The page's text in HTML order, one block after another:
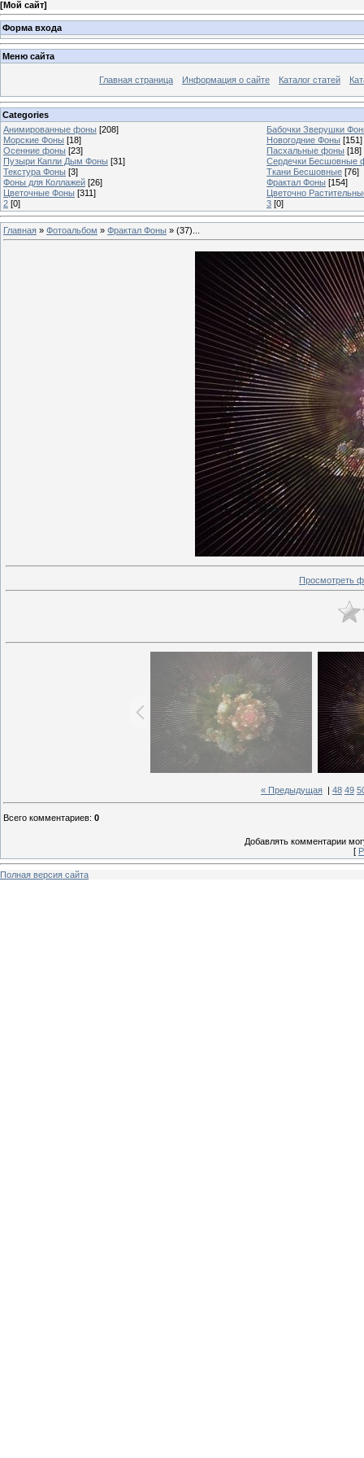
[Мой сайт]
Форма входа
Меню сайта
Главная страница Информация о сайте Каталог статей
Categories
Анимированные фоны [208]
Бабочки Зверушки
Морские Фоны [18] Новогодние Фоны [151]
Осенние фоны [23] Пасхальные фоны [18]
Пузыри Капли Дым Фоны [31]
Сердечки Бесшовные
Текстура Фоны [3] Ткани Бесшовные [76]
Фоны для Коллажей [26] Фрактал Фоны [154]
Цветочные Фоны [311]
Цветочно
2 [0] 3 [0]
Главная » Фотоальбом » Фрактал Фоны » (37)...
Просмотреть
« Предыдущая 48 49
Всего комментариев: 0
Добавлять комментарии
[
Полная версия сайта